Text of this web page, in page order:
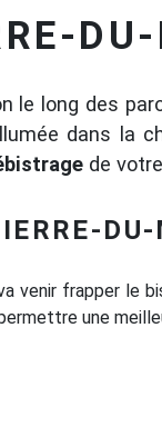
le long des
dans la
de votre
frapper le
une